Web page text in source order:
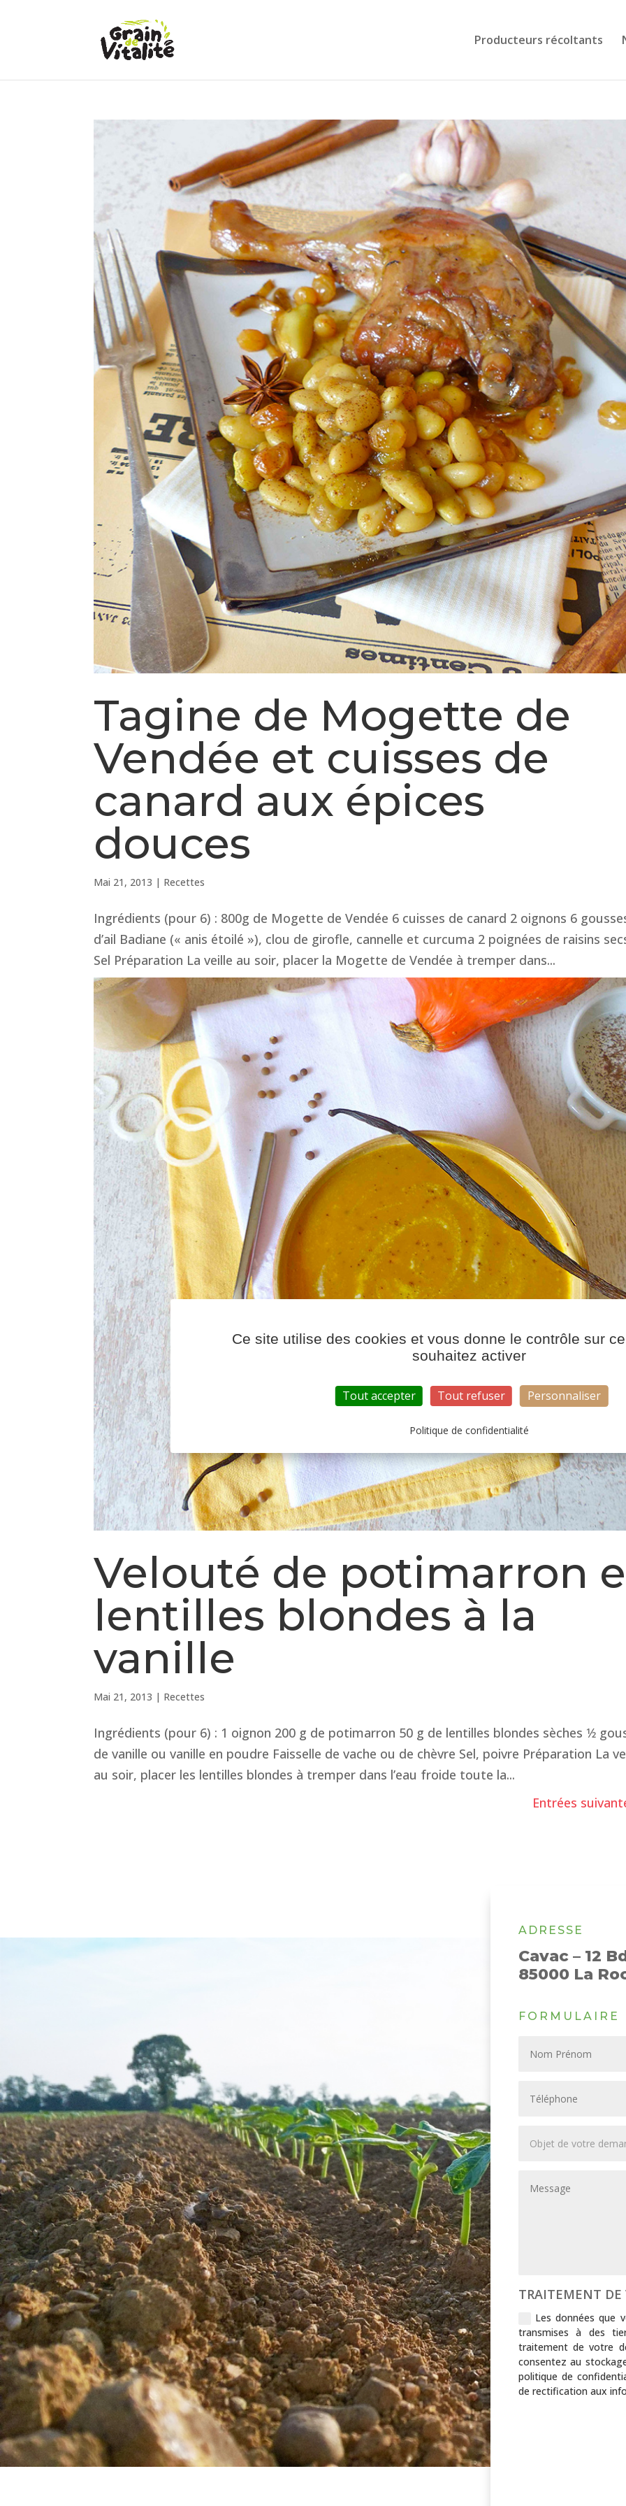
Producteurs récoltants
Tagine de Mogette de
Vendée et cuisses de
canard aux épices
douces
Mai 21, 2013 | Recettes
Ingrédients (pour 6) : 800g de Mogette de Vendée 6 cuisses de canard 2 oignons 6
d’ail Badiane (« anis étoilé »), clou de girofle, cannelle et curcuma 2 poignées de raisins
Sel Préparation La veille au soir, placer la Mogette de Vendée à tremper dans...
Velouté de potimarron
lentilles blondes à la
vanille
Mai 21, 2013 | Recettes
Ingrédients (pour 6) : 1 oignon 200 g de potimarron 50 g de lentilles blondes sèches 1⁄2
de vanille ou vanille en poudre Faisselle de vache ou de chèvre Sel, poivre Préparation La
au soir, placer les lentilles blondes à tremper dans l’eau froide toute la...
Entrées
ADRESSE
Cavac – 12
85000 La
FORMULAIRE
TRAITEMENT DE
Les données que
transmises à des
traitement de votre
consentez au
politique de
de rectification aux
Ce site utilise des cookies et vous donne le contrôle sur
souhaitez activer
Tout accepter Tout refuser Personnaliser
Politique de confidentialité